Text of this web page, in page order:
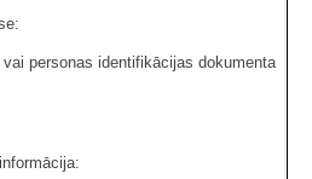
personas identifikācijas dokumenta